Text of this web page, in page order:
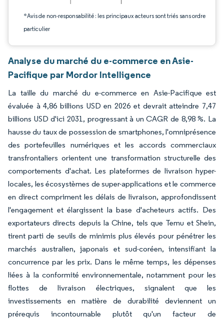
*Avis de non-responsabilité : les principaux acteurs sont triés sans ordre
particulier
Analyse du marché du e-commerce en Asie-
Pacifique par Mordor Intelligence
La taille du marché du e-commerce en Asie-Pacifique est
évaluée à 4,86 billions USD en 2026 et devrait atteindre 7,47
billions USD d'ici 2031, progressant à un CAGR de 8,98 %. La
hausse du taux de possession de smartphones, l'omniprésence
des portefeuilles numériques et les accords commerciaux
transfrontaliers orientent une transformation structurelle des
comportements d'achat. Les plateformes de livraison hyper-
locales, les écosystèmes de super-applications et le commerce
en direct compriment les délais de livraison, approfondissent
l'engagement et élargissent la base d'acheteurs actifs. Des
exportateurs directs depuis la Chine, tels que Temu et Shein,
tirent parti de seuils de minimis plus élevés pour pénétrer les
marchés australien, japonais et sud-coréen, intensifiant la
concurrence par les prix. Dans le même temps, les dépenses
liées à la conformité environnementale, notamment pour les
flottes de livraison électriques, signalent que les
investissements en matière de durabilité deviennent un
prérequis incontournable plutôt qu'un facteur de